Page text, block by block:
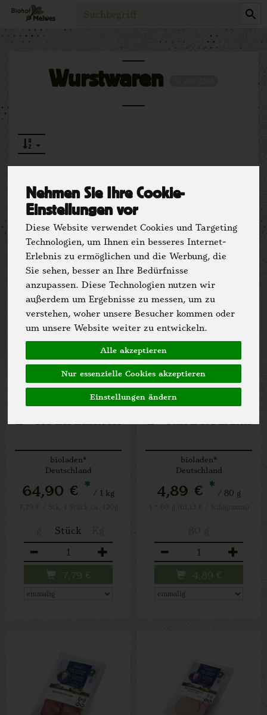
Nehmen Sie Ihre Cookie-
Einstellungen vor
Diese Website verwendet Cookies und Targeting
Technologien, um Ihnen ein besseres Internet-
Erlebnis zu ermöglichen und die Werbung, die
Sie sehen, besser an Ihre Bedürfnisse
anzupassen. Diese Technologien nutzen wir
außerdem um Ergebnisse zu messen, um zu
verstehen, woher unsere Besucher kommen oder
um unsere Website weiter zu entwickeln.
Alle akzeptieren
Nur essenzielle Cookies akzeptieren
Einstellungen ändern
Produkt
Wurstwaren
Hersteller Ernährung
Allergene
bioladen*
Deutschland
64,90 € * / 1 kg
Stück
7,79 €
bioladen*
Deutschland
4,89 € * / 80 g
4,89 €